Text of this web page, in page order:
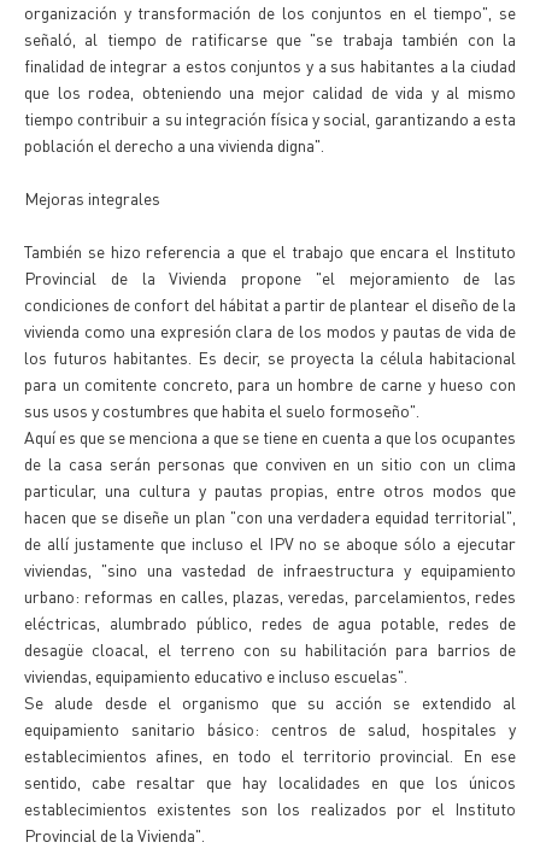
organización y transformación de los conjuntos en el tiempo", se
señaló, al tiempo de ratificarse que "se trabaja también con la
finalidad de integrar a estos conjuntos y a sus habitantes a la ciudad
que los rodea, obteniendo una mejor calidad de vida y al mismo
tiempo contribuir a su integración física y social, garantizando a esta
población el derecho a una vivienda digna".
Mejoras integrales
También se hizo referencia a que el trabajo que encara el Instituto
Provincial de la Vivienda propone "el mejoramiento de las
condiciones de confort del hábitat a partir de plantear el diseño de la
vivienda como una expresión clara de los modos y pautas de vida de
los futuros habitantes. Es decir, se proyecta la célula habitacional
para un comitente concreto, para un hombre de carne y hueso con
sus usos y costumbres que habita el suelo formoseño".
Aquí es que se menciona a que se tiene en cuenta a que los ocupantes
de la casa serán personas que conviven en un sitio con un clima
particular, una cultura y pautas propias, entre otros modos que
hacen que se diseñe un plan "con una verdadera equidad territorial",
de allí justamente que incluso el IPV no se aboque sólo a ejecutar
viviendas, "sino una vastedad de infraestructura y equipamiento
urbano: reformas en calles, plazas, veredas, parcelamientos, redes
eléctricas, alumbrado público, redes de agua potable, redes de
desagüe cloacal, el terreno con su habilitación para barrios de
viviendas, equipamiento educativo e incluso escuelas".
Se alude desde el organismo que su acción se extendido al
equipamiento sanitario básico: centros de salud, hospitales y
establecimientos afines, en todo el territorio provincial. En ese
sentido, cabe resaltar que hay localidades en que los únicos
establecimientos existentes son los realizados por el Instituto
Provincial de la Vivienda".